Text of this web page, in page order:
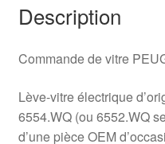
Description
Commande de vitre
Lève-vitre électrique
6554.WQ (ou 6552.WQ
d’une pièce OEM